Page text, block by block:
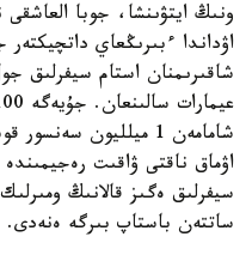
ونىڭ ايتۋىنشا، جوبا
شامامەن 1 ميلليون
اۋماق ناقتى ۋاقىت
سيفرلىق ەگىز قالانىڭ
ساتتەن باستاپ بىرگە ەنەدى.